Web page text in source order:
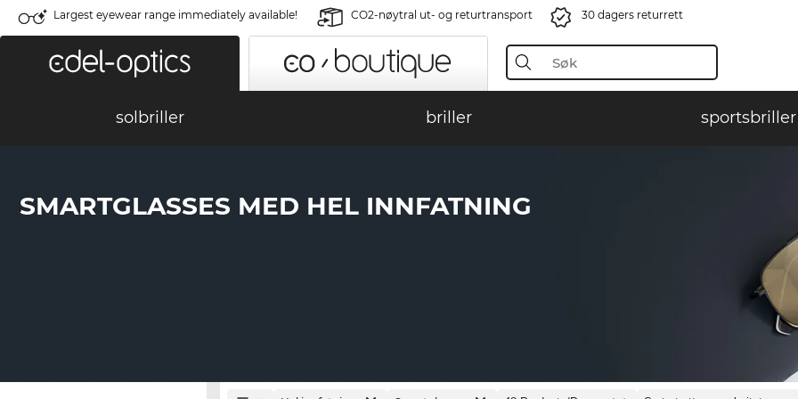
Largest eyewear range immediately available! CO2-nøytral ut- og returtransport 30 dagers returrett
solbriller briller sportsbriller
SMARTGLASSES MED HEL INNFATNING